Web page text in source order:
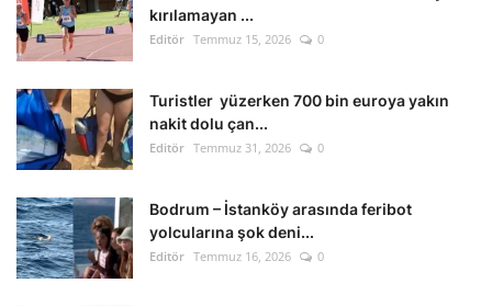
kırılamayan ...
Editör Temmuz 15, 2026 0
Turistler yüzerken 700 bin euroya yakın
nakit dolu çan...
Editör Temmuz 31, 2026 0
Bodrum – İstanköy arasında feribot
yolcularına şok deni...
Editör Temmuz 16, 2026 0